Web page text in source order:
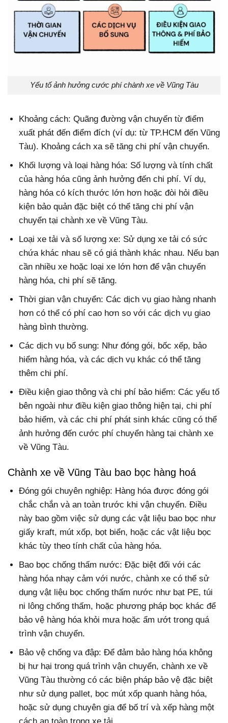
Yếu tố ảnh hưởng cước phí chành xe về Vũng Tàu
Khoảng cách: Quãng đường vận chuyển từ điểm
xuất phát đến điểm đích (ví dụ: từ TP.HCM đến Vũng
Tàu). Khoảng cách xa sẽ tăng chi phí vận chuyển.
Khối lượng và loại hàng hóa: Số lượng và tính chất
của hàng hóa cũng ảnh hưởng đến chi phí. Ví dụ,
hàng hóa có kích thước lớn hơn hoặc đòi hỏi điều
kiện bảo quản đặc biệt có thể tăng chi phí vận
chuyển tại chành xe về Vũng Tàu.
Loại xe tải và số lượng xe: Sử dụng xe tải có sức
chứa khác nhau sẽ có giá thành khác nhau. Nếu bạn
cần nhiều xe hoặc loại xe lớn hơn để vận chuyển
hàng hóa, chi phí sẽ tăng.
Thời gian vận chuyển: Các dịch vụ giao hàng nhanh
hơn có thể có phí cao hơn so với các dịch vụ giao
hàng bình thường.
Các dịch vụ bổ sung: Như đóng gói, bốc xếp, bảo
hiểm hàng hóa, và các dịch vụ khác có thể tăng
thêm chi phí.
Điều kiện giao thông và chi phí bảo hiểm: Các yếu tố
bên ngoài như điều kiện giao thông hiện tại, chi phí
bảo hiểm, và các chi phí phát sinh khác cũng có thể
ảnh hưởng đến cước phí chuyển hàng tại chành xe
về Vũng Tàu.
Chành xe về Vũng Tàu bao bọc hàng hoá
Đóng gói chuyên nghiệp: Hàng hóa được đóng gói
chắc chắn và an toàn trước khi vận chuyển. Điều
này bao gồm việc sử dụng các vật liệu bao bọc như
giấy kraft, mút xốp, bọt biển, hoặc các vật liệu bọc
khác tùy theo tính chất của hàng hóa.
Bao bọc chống thấm nước: Đặc biệt đối với các
hàng hóa nhạy cảm với nước, chành xe có thể sử
dụng vật liệu bọc chống thấm nước như bạt PE, túi
ni lông chống thấm, hoặc phương pháp bọc khác để
bảo vệ hàng hóa khỏi mưa hoặc ẩm ướt trong quá
trình vận chuyển.
Bảo vệ chống va đập: Để đảm bảo hàng hóa không
bị hư hại trong quá trình vận chuyển, chành xe về
Vũng Tàu thường có các biện pháp bảo vệ đặc biệt
như sử dụng pallet, bọc mút xốp quanh hàng hóa,
hoặc sử dụng chuyên gia để bố trí và xếp hàng một